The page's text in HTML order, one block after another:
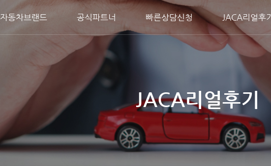
자동차브랜드 공식파트너 빠른상담신청 JACA리얼후기
JACA리얼후기